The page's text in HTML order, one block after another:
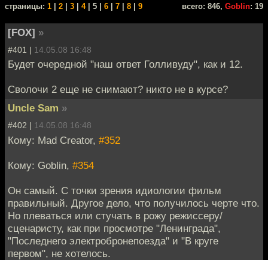
cтраницы: 1 2 3 4| 5 | 6 7 8 9 всего: 846, Goblin: 19
[FOX] »
#401 | 14.05.08 16:48
Будет очередной "наш ответ Голливуду", как и 12.
Сволочи 2 еще не снимают? никто не в курсе?
Uncle Sam »
#402 | 14.05.08 16:48
Кому: Mad Creator, #352
Кому: Goblin, #354
Он самый. С точки зрения идиологии фильм
правильный. Другое дело, что получилось черте что.
Но плеваться или стучать в рожу режиссеру/
сценаристу, как при просмотре "Ленинграда",
"Последнего электробронепоезда" и "В круге
первом", не хотелось.